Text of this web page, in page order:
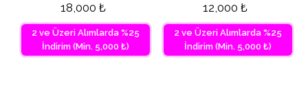
18,000 ₺
2 ve Üzeri Alımlarda %25
İndirim (Min. 5,000 ₺)
12,000 ₺
2 ve Üzeri Alımlarda %25
İndirim (Min. 5,000 ₺)